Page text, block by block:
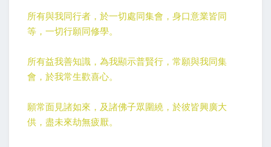
所有與我同行者，於一切處同集會，身口意業皆同
等，一切行願同修學。
所有益我善知識，為我顯示普賢行，常願與我同集
會，於我常生歡喜心。
願常面見諸如來，及諸佛子眾圍繞，於彼皆興廣大
供，盡未來劫無疲厭。